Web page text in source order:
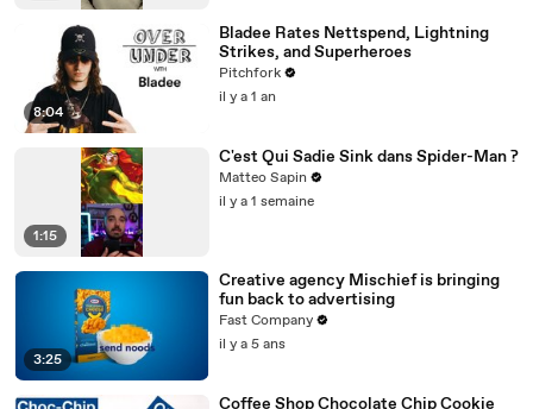
8:04
Bladee Rates Nettspend, Lightning
Strikes, and Superheroes
Pitchfork
il y a 1 an
1:15
C'est Qui Sadie Sink dans Spider-Man ?
Matteo Sapin
il y a 1 semaine
3:25
Creative agency Mischief is bringing
fun back to advertising
Fast Company
il y a 5 ans
Coffee Shop Chocolate Chip Cookie